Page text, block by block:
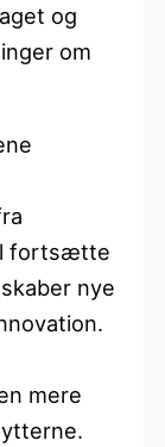
og
om
fortsætte
nye
mere